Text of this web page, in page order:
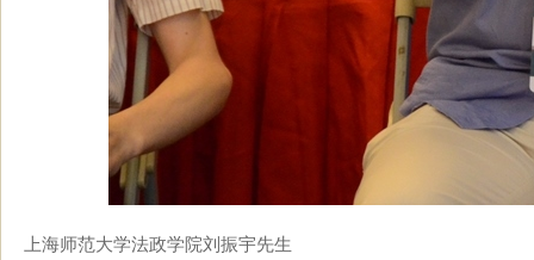
上海师范大学法政学院刘振宇先生